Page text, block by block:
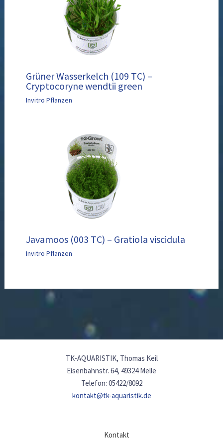
Grüner Wasserkelch (109 TC) –
Cryptocoryne wendtii green
Invitro Pflanzen
Javamoos (003 TC) – Gratiola viscidula
Invitro Pflanzen
TK-AQUARISTIK, Thomas Keil
Eisenbahnstr. 64, 49324 Melle
Telefon: 05422/8092
kontakt@tk-aquaristik.de
Kontakt